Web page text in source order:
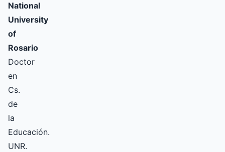
National
University
of
Rosario
Doctor
en
Cs.
de
la
Educación.
UNR.